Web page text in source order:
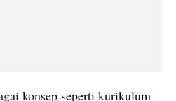
konsep seperti kurikulum